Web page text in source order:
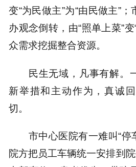
变“为民做主”为“由民做主”
办观念倒转，由“照单上菜”
众需求挖掘整合资源。
民生无域，凡事有解。
新举措和主动作为，真诚
切。
市中心医院有一难叫“停
院方把员工车辆统一安排到